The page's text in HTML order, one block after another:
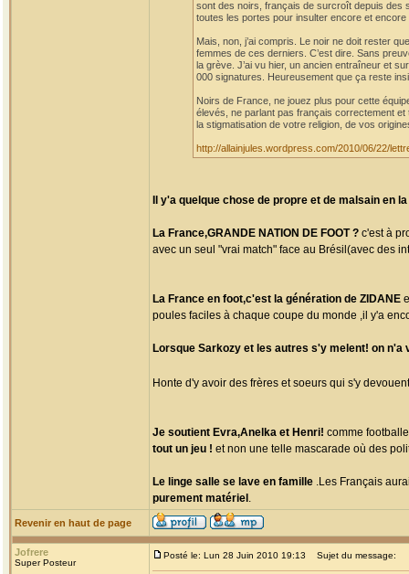
sont des noirs, français de surcroît depuis des
toutes les portes pour insulter encore et
Mais, non, j’ai compris. Le noir ne doit rester
femmes de ces derniers. C’est dire. Sans
la grève. J’ai vu hier, un ancien entraîneur et
000 signatures. Heureusement que ça reste
Noirs de France, ne jouez plus pour cette
élevés, ne parlant pas français correctement et
la stigmatisation de votre religion, de vos
http://allainjules.wordpress.com/2010/06/22/
Il y'a quelque chose de propre et de malsain en
La France,GRANDE NATION DE FOOT ? c'est à
avec un seul "vrai match" face au Brésil(avec des
La France en foot,c'est la génération de ZIDANE
poules faciles à chaque coupe du monde ,il y'a
Lorsque Sarkozy et les autres s'y melent! on
Honte d'y avoir des frères et soeurs qui s'y
Je soutient Evra,Anelka et Henri! comme
tout un jeu ! et non une telle mascarade où des
Le linge salle se lave en famille .Les Français
purement matériel .
Revenir en haut de page
Jofrere
Super Posteur
Posté le: Lun 28 Juin 2010 19:13 Sujet du message: